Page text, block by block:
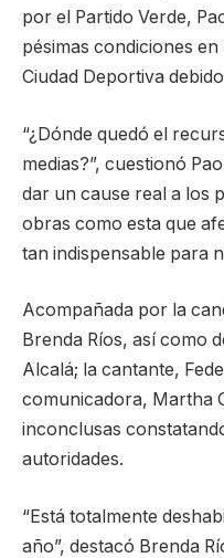
por el Partido Verde,
pésimas condiciones
Ciudad Deportiva
“¿Dónde quedó el
medias?”, cuestionó
dar un cause real a los
obras como esta que
tan indispensable para
Acompañada por la
Brenda Ríos, así como
Alcalá; la cantante,
comunicadora, Martha
inconclusas
autoridades.
“Está totalmente
año”, destacó Brenda